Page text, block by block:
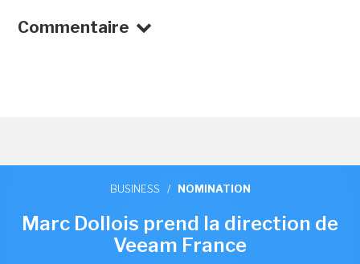
Commentaire
BUSINESS / NOMINATION
Marc Dollois prend la direction de
Veeam France